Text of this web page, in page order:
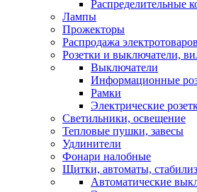
Распределительные
Лампы
Прожекторы
Распродажа электротоваров
Розетки и выключатели,
Выключатели
Информационные
Рамки
Электрические
Светильники, освещение
Тепловые пушки, завесы
Удлинители
Фонари налобные
Щитки, автоматы,
Автоматические